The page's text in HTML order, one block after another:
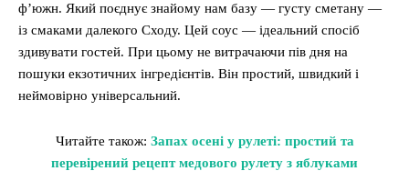
ф’южн. Який поєднує знайому нам базу — густу сметану —
із смаками далекого Сходу. Цей соус — ідеальний спосіб
здивувати гостей. При цьому не витрачаючи пів дня на
пошуки екзотичних інгредієнтів. Він простий, швидкий і
неймовірно універсальний.
Читайте також: Запах осені у рулеті: простий та
перевірений рецепт медового рулету з яблуками